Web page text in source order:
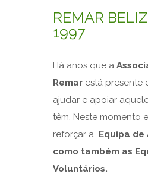
REMAR
1997
Há anos que a
Remar está presente
ajudar e apoiar
têm. Neste momento
reforçar a Equipa de
como também as
Voluntários.